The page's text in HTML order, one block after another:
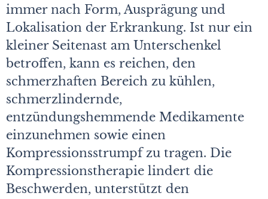
immer nach Form, Ausprägung und
Lokalisation der Erkrankung. Ist nur ein
kleiner Seitenast am Unterschenkel
betroffen, kann es reichen, den
schmerzhaften Bereich zu kühlen,
schmerzlindernde,
entzündungshemmende Medikamente
einzunehmen sowie einen
Kompressionsstrumpf zu tragen. Die
Kompressionstherapie lindert die
Beschwerden, unterstützt den